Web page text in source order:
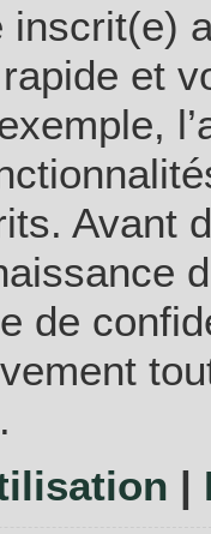
inscrit(e)
et
Avant
de
|